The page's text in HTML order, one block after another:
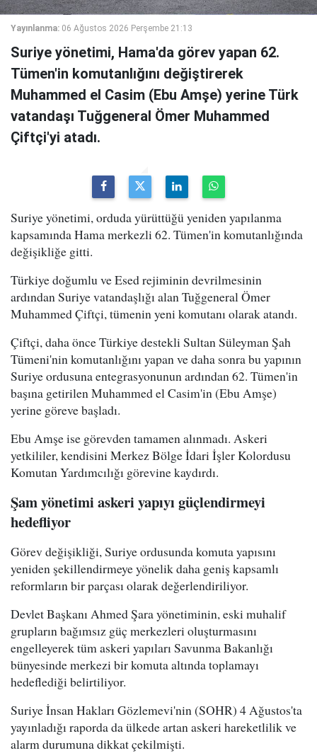
Yayınlanma: 06 Ağustos 2026 Perşembe 21:13
Suriye yönetimi, Hama'da görev yapan 62.
Tümen'in komutanlığını değiştirerek
Muhammed el Casim (Ebu Amşe) yerine Türk
vatandaşı Tuğgeneral Ömer Muhammed
Çiftçi'yi atadı.
Suriye yönetimi, orduda yürüttüğü yeniden yapılanma
kapsamında Hama merkezli 62. Tümen'in komutanlığında
değişikliğe gitti.
Türkiye doğumlu ve Esed rejiminin devrilmesinin
ardından Suriye vatandaşlığı alan Tuğgeneral Ömer
Muhammed Çiftçi, tümenin yeni komutanı olarak atandı.
Çiftçi, daha önce Türkiye destekli Sultan Süleyman Şah
Tümeni'nin komutanlığını yapan ve daha sonra bu yapının
Suriye ordusuna entegrasyonunun ardından 62. Tümen'in
başına getirilen Muhammed el Casim'in (Ebu Amşe)
yerine göreve başladı.
Ebu Amşe ise görevden tamamen alınmadı. Askeri
yetkililer, kendisini Merkez Bölge İdari İşler Kolordusu
Komutan Yardımcılığı görevine kaydırdı.
Şam yönetimi askeri yapıyı güçlendirmeyi
hedefliyor
Görev değişikliği, Suriye ordusunda komuta yapısını
yeniden şekillendirmeye yönelik daha geniş kapsamlı
reformların bir parçası olarak değerlendiriliyor.
Devlet Başkanı Ahmed Şara yönetiminin, eski muhalif
grupların bağımsız güç merkezleri oluşturmasını
engelleyerek tüm askeri yapıları Savunma Bakanlığı
bünyesinde merkezi bir komuta altında toplamayı
hedeflediği belirtiliyor.
Suriye İnsan Hakları Gözlemevi'nin (SOHR) 4 Ağustos'ta
yayınladığı raporda da ülkede artan askeri hareketlilik ve
alarm durumuna dikkat çekilmişti.